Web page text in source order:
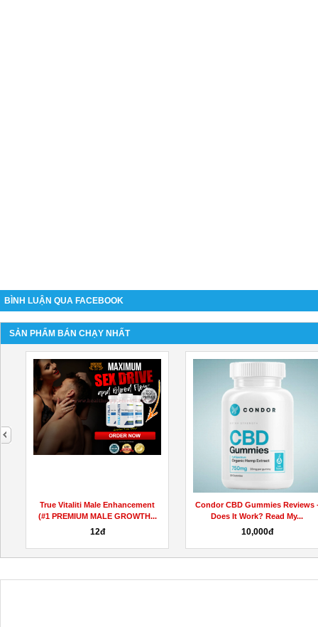
BÌNH LUẬN QUA FACEBOOK
SẢN PHẨM BÁN CHẠY NHẤT
True Vitaliti Male Enhancement
(#1 PREMIUM MALE GROWTH...
12đ
Condor CBD Gummies Reviews
Does It Work? Read My...
10,000đ
next